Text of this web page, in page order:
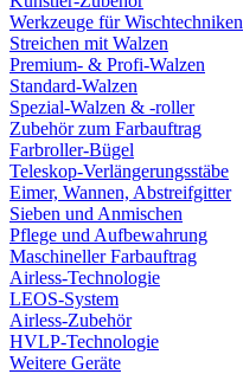
Werkzeuge für Wischtechniken
Streichen mit Walzen
Premium- & Profi-Walzen
Standard-Walzen
Spezial-Walzen & -roller
Zubehör zum Farbauftrag
Farbroller-Bügel
Teleskop-Verlängerungsstäbe
Eimer, Wannen, Abstreifgitter
Sieben und Anmischen
Pflege und Aufbewahrung
Maschineller Farbauftrag
Airless-Technologie
LEOS-System
Airless-Zubehör
HVLP-Technologie
Weitere Geräte